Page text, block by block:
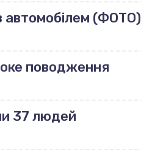
автомобілем (ФОТО)
поводження
37 людей